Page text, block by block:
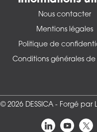
Nous contacter
Mentions légales
Politique de
Conditions générales
© 2026 DESSICA - Forgé par